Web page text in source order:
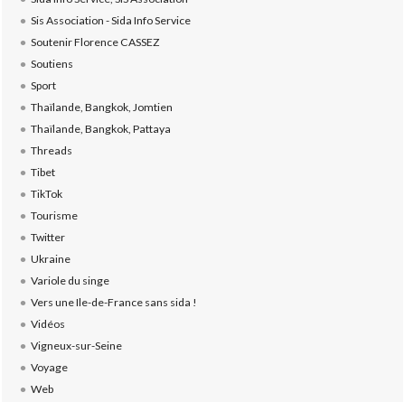
Sis Association - Sida Info Service
Soutenir Florence CASSEZ
Soutiens
Sport
Thaïlande, Bangkok, Jomtien
Thaïlande, Bangkok, Pattaya
Threads
Tibet
TikTok
Tourisme
Twitter
Ukraine
Variole du singe
Vers une Ile-de-France sans sida !
Vidéos
Vigneux-sur-Seine
Voyage
Web